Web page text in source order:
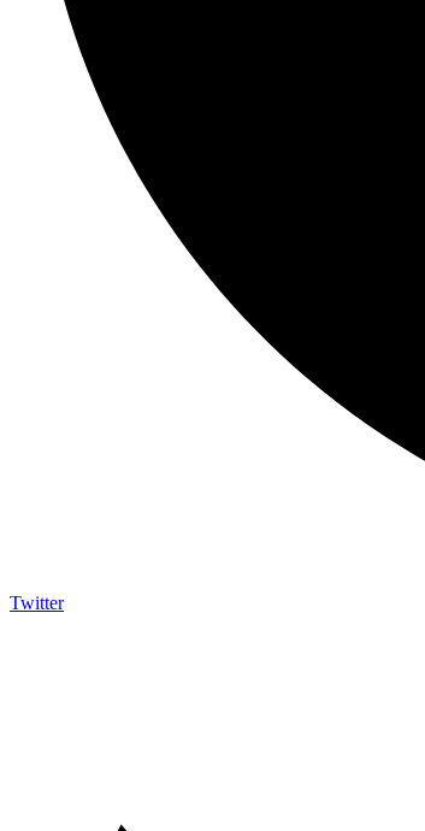
Twitter